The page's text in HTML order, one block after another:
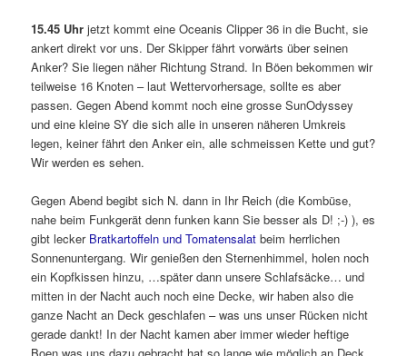
15.45 Uhrjetzt kommt eine Oceanis Clipper 36 in die Bucht, sie
ankert direkt vor uns. Der Skipper fährt vorwärts über seinen
Anker? Sie liegen näher Richtung Strand. In Böen bekommen wir
teilweise 16 Knoten – laut Wettervorhersage, sollte es aber
passen. Gegen Abend kommt noch eine grosse SunOdyssey
und eine kleine SY die sich alle in unseren näheren Umkreis
legen, keiner fährt den Anker ein, alle schmeissen Kette und gut?
Wir werden es sehen.
Gegen Abend begibt sich N. dann in Ihr Reich (die Kombüse,
nahe beim Funkgerät denn funken kann Sie besser als D! ;-) ), es
gibt leckerBratkartoffeln und Tomatensalat beim herrlichen
Sonnenuntergang. Wir genießen den Sternenhimmel, holen noch
ein Kopfkissen hinzu, …später dann unsere Schlafsäcke… und
mitten in der Nacht auch noch eine Decke, wir haben also die
ganze Nacht an Deck geschlafen – was uns unser Rücken nicht
gerade dankt! In der Nacht kamen aber immer wieder heftige